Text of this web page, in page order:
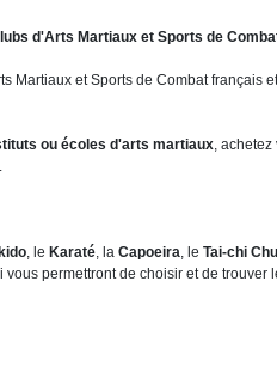
d'Arts Martiaux et Sports de
et Sports de Combat français
ou écoles d'arts martiaux, achetez
, le Karaté, la Capoeira, le Tai-chi
permettront de choisir et de